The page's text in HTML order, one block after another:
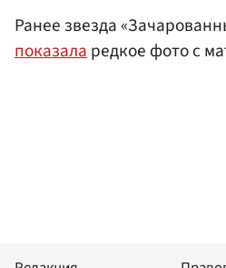
Ранее звезда
показаларедкое фото с